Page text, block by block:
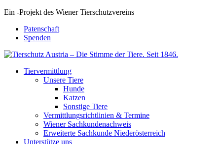
Ein -Projekt des Wiener Tierschutzvereins
Patenschaft
Spenden
Tiervermittlung
Unsere Tiere
Hunde
Katzen
Sonstige Tiere
Vermittlungsrichtlinien & Termine
Wiener Sachkundenachweis
Erweiterte Sachkunde Niederösterreich
Unterstütze uns